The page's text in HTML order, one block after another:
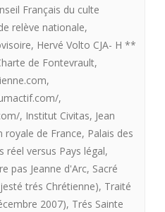
Français du culte
relève nationale,
, Hervé Volto CJA- H **
de Fontevrault,
,
,
, Institut Civitas, Jean
royale de France, Palais des
réel versus Pays légal,
pas Jeanne d'Arc, Sacré
trés Chrétienne), Traité
2007), Trés Sainte